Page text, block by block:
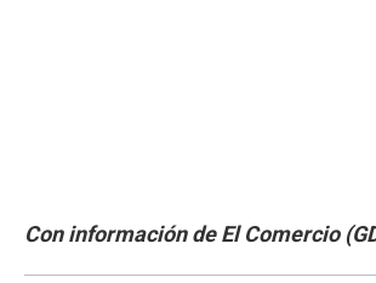
Con información de El Comercio